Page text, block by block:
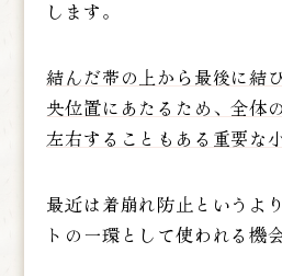
します。
結んだ帯の上から最後に結
央位置にあたるため、全体
左右することもある重要な
最近は着崩れ防止というよ
トの一環として使われる機